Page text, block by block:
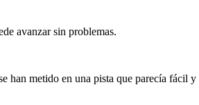
avanzar sin problemas.
metido en una pista que parecía fácil